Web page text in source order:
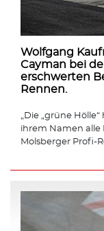
Wolfgang
Cayman bei
erschwerten
Rennen.
„Die „grüne
ihrem Namen alle
Molsberger Profi-